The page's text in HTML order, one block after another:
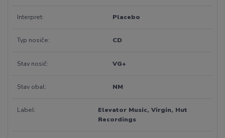
Interpret Placebo
Typ nosiče CD
Stav nosič VG+
Stav obal NM
Label
Elevator Music, Virgin, Hut
Recordings